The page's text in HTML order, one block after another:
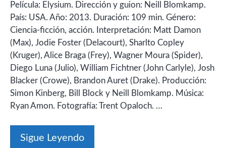
Película: Elysium. Dirección y guion: Neill Blomkamp.
País: USA. Año: 2013. Duración: 109 min. Género:
Ciencia-ficción, acción. Interpretación: Matt Damon
(Max), Jodie Foster (Delacourt), Sharlto Copley
(Kruger), Alice Braga (Frey), Wagner Moura (Spider),
Diego Luna (Julio), William Fichtner (John Carlyle), Josh
Blacker (Crowe), Brandon Auret (Drake). Producción:
Simon Kinberg, Bill Block y Neill Blomkamp. Música:
Ryan Amon. Fotografía: Trent Opaloch. …
Sigue Leyendo